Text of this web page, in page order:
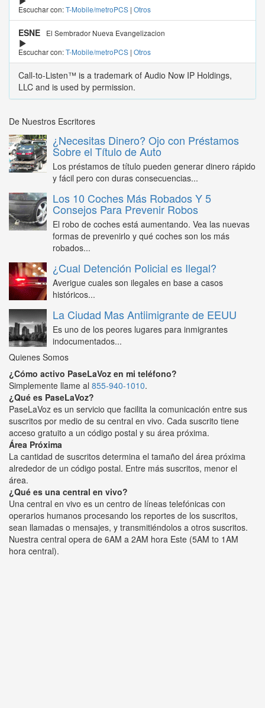
Escuchar con:T-Mobile/metroPCS | Otros
ESNE
El Sembrador Nueva Evangelizacion
Escuchar con:T-Mobile/metroPCS | Otros
Call-to-Listen™ is a trademark of Audio Now IP Holdings,
LLC and is used by permission.
De Nuestros Escritores
¿Necesitas Dinero? Ojo con Préstamos
Sobre el Título de Auto
Los préstamos de título pueden generar dinero rápido
y fácil pero con duras consecuencias...
Los 10 Coches Más Robados Y 5
Consejos Para Prevenir Robos
El robo de coches está aumentando. Vea las nuevas
formas de prevenirlo y qué coches son los más
robados...
¿Cual Detención Policial es Ilegal?
Averigue cuales son ilegales en base a casos
históricos...
La Ciudad Mas Antiimigrante de EEUU
Es uno de los peores lugares para inmigrantes
indocumentados...
Quienes Somos
¿Cómo activo PaseLaVoz en mi teléfono?
Simplemente llame al 855-940-1010.
¿Qué es PaseLaVoz?
PaseLaVoz es un servicio que facilita la comunicación entre sus
suscritos por medio de su central en vivo. Cada suscrito tiene
acceso gratuito a un código postal y su área próxima.
Área Próxima
La cantidad de suscritos determina el tamaño del área próxima
alrededor de un código postal. Entre más suscritos, menor el
área.
¿Qué es una central en vivo?
Una central en vivo es un centro de líneas telefónicas con
operarios humanos procesando los reportes de los suscritos,
sean llamadas o mensajes, y transmitiéndolos a otros suscritos.
Nuestra central opera de 6AM a 2AM hora Este (5AM to 1AM
hora central).